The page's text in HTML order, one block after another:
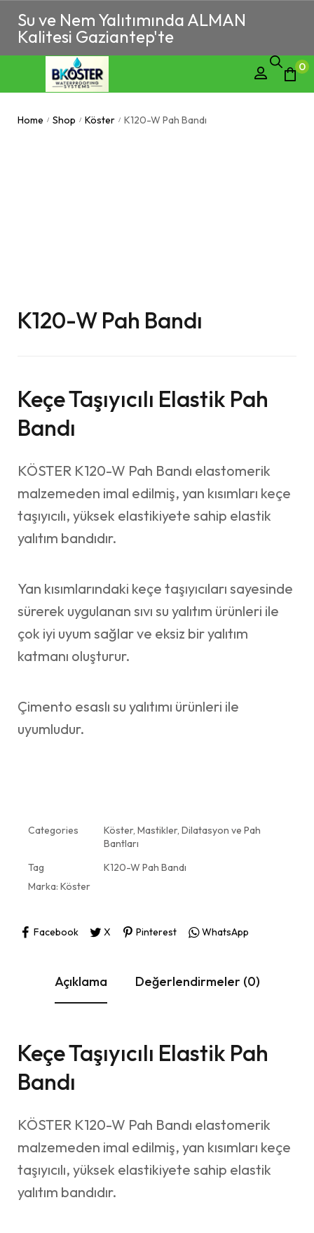
Su ve Nem Yalıtımında ALMAN
Kalitesi Gaziantep'te
0
Home / Shop / Köster / K120-W Pah Bandı
K120-W Pah Bandı
Keçe Taşıyıcılı Elastik Pah
Bandı
KÖSTER K120-W Pah Bandı elastomerik
malzemeden imal edilmiş, yan kısımları keçe
taşıyıcılı, yüksek elastikiyete sahip elastik
yalıtım bandıdır.
Yan kısımlarındaki keçe taşıyıcıları sayesinde
sürerek uygulanan sıvı su yalıtım ürünleri ile
çok iyi uyum sağlar ve eksiz bir yalıtım
katmanı oluşturur.
Çimento esaslı su yalıtımı ürünleri ile
uyumludur.
Categories Köster, Mastikler, Dilatasyon ve Pah
Bantları
Tag
K120-W Pah Bandı
Marka: Köster
Facebook X Pinterest WhatsApp
Açıklama Değerlendirmeler (0)
Keçe Taşıyıcılı Elastik Pah
Bandı
KÖSTER K120-W Pah Bandı elastomerik
malzemeden imal edilmiş, yan kısımları keçe
taşıyıcılı, yüksek elastikiyete sahip elastik
yalıtım bandıdır.